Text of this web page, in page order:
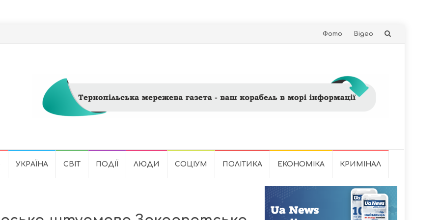
Skip
Фото Відео
УКРАЇНА СВІТ ПОДІЇ ЛЮДИ СОЦІУМ ПОЛІТИКА ЕКОНОМІКА КРИМІНАЛ